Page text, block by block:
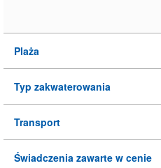
Plaża
Typ zakwaterowania
Transport
Świadczenia zawarte w cenie